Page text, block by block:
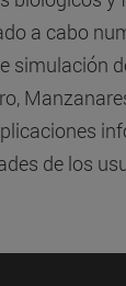
a cabo
simulación
de los